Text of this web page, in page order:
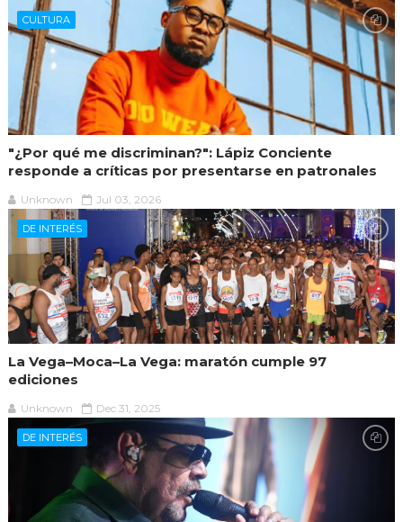
CULTURA
"¿Por qué me discriminan?": Lápiz Conciente
responde a críticas por presentarse en patronales
Unknown Jul 03, 2026
DE INTERÉS
La Vega–Moca–La Vega: maratón cumple 97
ediciones
Unknown Dec 31, 2025
DE INTERÉS